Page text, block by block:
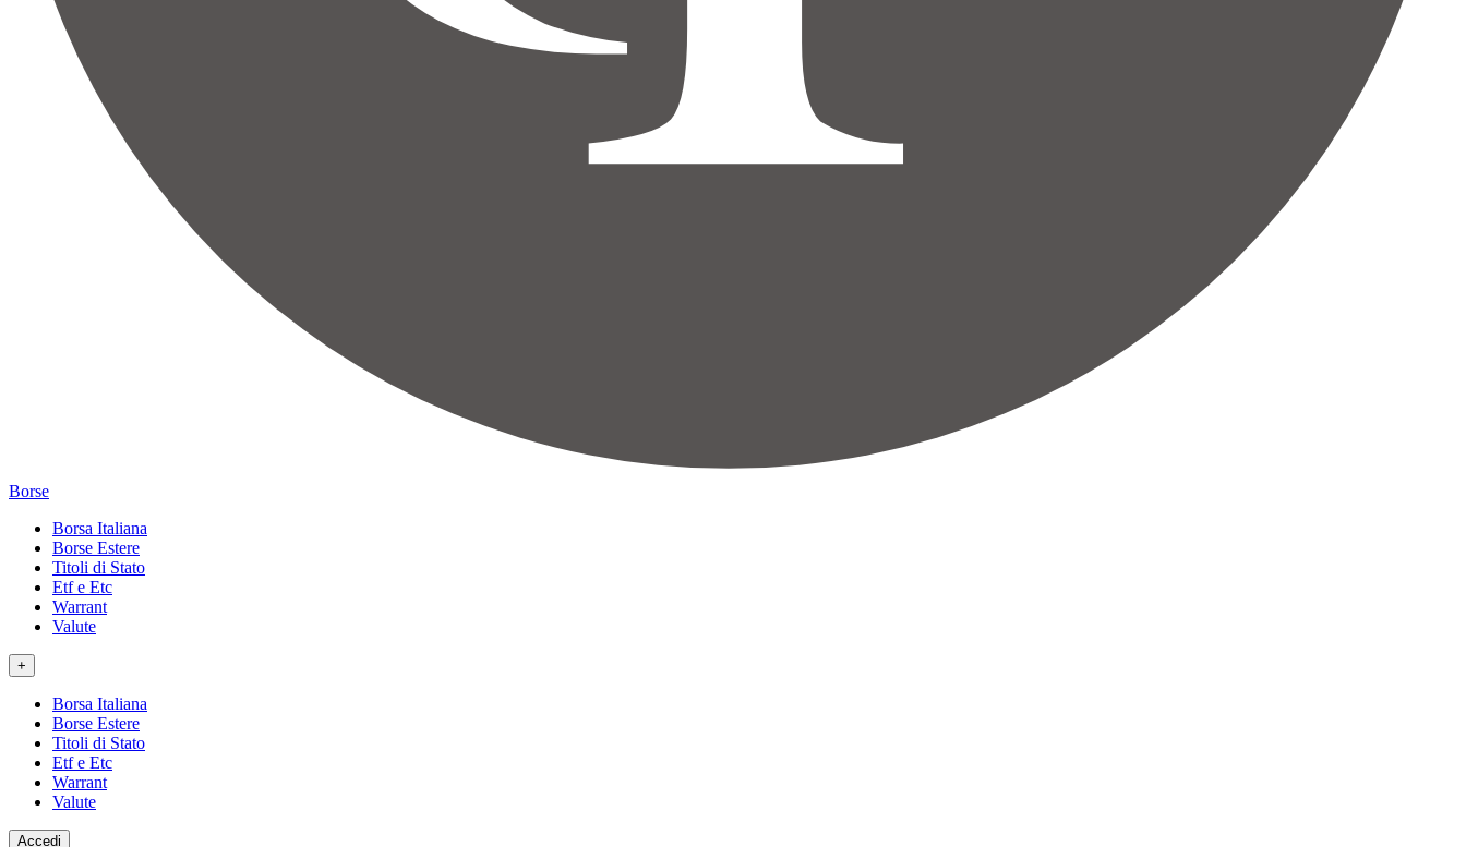
Borse
Borsa Italiana
Borse Estere
Titoli di Stato
Etf e Etc
Warrant
Valute
+
Borsa Italiana
Borse Estere
Titoli di Stato
Etf e Etc
Warrant
Valute
Accedi